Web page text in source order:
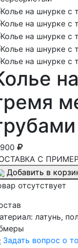
С
Добавить в
отсутствует
латунь,
Задать вопрос о